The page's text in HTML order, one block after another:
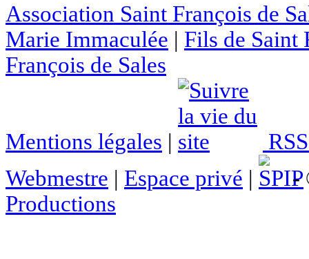
Association Saint François de
Marie Immaculée | Fils de Saint
François de Sales
Mentions légales |
Webmestre | Espace privé |
-
Productions